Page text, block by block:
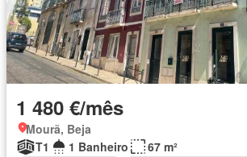
1 480 €/mês
Mourã, Beja
T1
1 Banheiro
67 m²